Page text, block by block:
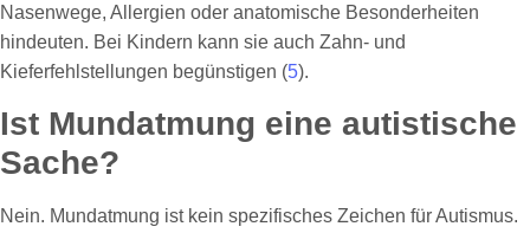
Nasenwege, Allergien oder anatomische Besonderheiten
hindeuten. Bei Kindern kann sie auch Zahn- und
Kieferfehlstellungen begünstigen (5).
Ist Mundatmung eine autistische
Sache?
Nein. Mundatmung ist kein spezifisches Zeichen für Autismus.